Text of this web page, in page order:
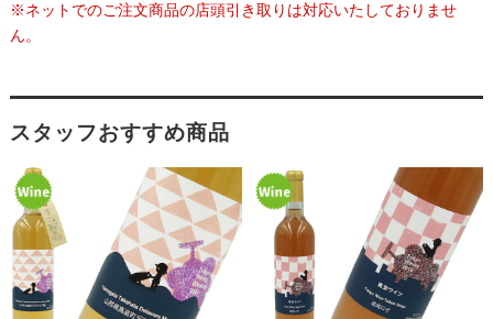
※ネットでのご注文商品の店頭引き取りは対応いたしておりませ
ん。
スタッフおすすめ商品